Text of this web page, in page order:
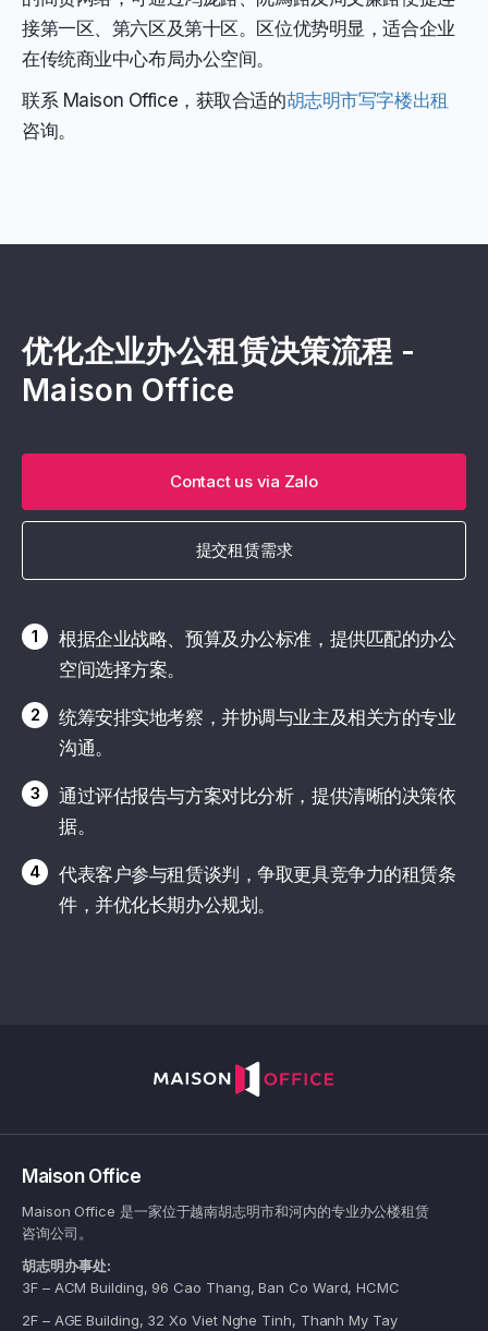
接第一区、第六区及第十区。区位优势明显，适合企业
在传统商业中心布局办公空间。
联系 Maison Office，获取合适的胡志明市写字楼出租
咨询。
优化企业办公租赁决策流程 -
Maison Office
Contact us via Zalo
提交租赁需求
1
根据企业战略、预算及办公标准，提供匹配的办公
空间选择方案。
2
统筹安排实地考察，并协调与业主及相关方的专业
沟通。
3
通过评估报告与方案对比分析，提供清晰的决策依
据。
4
代表客户参与租赁谈判，争取更具竞争力的租赁条
件，并优化长期办公规划。
Maison Office
Maison Office 是一家位于越南胡志明市和河内的专业办公楼租赁
咨询公司。
胡志明办事处:
3F – ACM Building, 96 Cao Thang, Ban Co Ward, HCMC
2F – AGE Building, 32 Xo Viet Nghe Tinh, Thanh My Tay